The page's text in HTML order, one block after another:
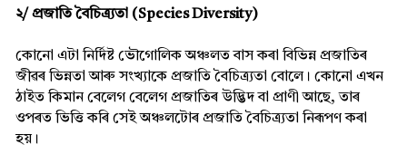
২/ প্ৰজাতি বৈচিত্ৰ্যতা (Species Diversity)
কোনো এটা নিৰ্দিষ্ট ভৌগোলিক অঞ্চলত বাস কৰা বিভিন্ন প্ৰজাতিৰ
জীৱৰ ভিন্নতা আৰু সংখ্যাকে প্ৰজাতি বৈচিত্ৰ্যতা বোলে। কোনো এখন
ঠাইত কিমান বেলেগ বেলেগ প্ৰজাতিৰ উদ্ভিদ বা প্ৰাণী আছে, তাৰ
ওপৰত ভিত্তি কৰি সেই অঞ্চলটোৰ প্ৰজাতি বৈচিত্ৰ্যতা নিৰূপণ কৰা
হয়।